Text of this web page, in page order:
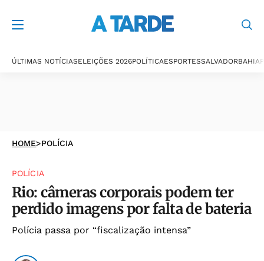
ÚLTIMAS NOTÍCIASELEIÇÕES 2026POLÍTICAESPORTESSALVADORBAHIA
HOME>POLÍCIA
POLÍCIA
Rio: câmeras corporais podem ter
perdido imagens por falta de bateria
Polícia passa por “fiscalização intensa”